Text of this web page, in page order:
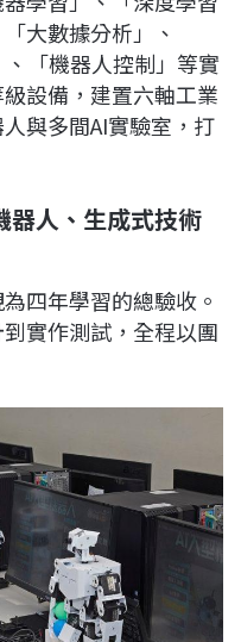
大數據分析」、
、「機器人控制」等實
設備，建置六軸工業
與多間AI實驗室，打
人、生成式技術
四年學習的總驗收。
實作測試，全程以團